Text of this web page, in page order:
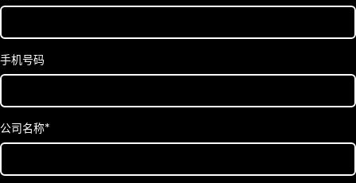
手机号码
公司名称*